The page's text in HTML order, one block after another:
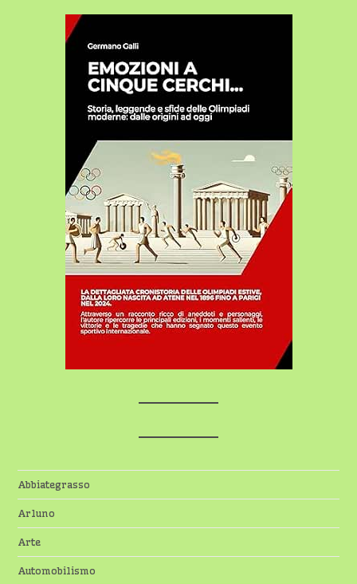
Abbiategrasso
Arluno
Arte
Automobilismo